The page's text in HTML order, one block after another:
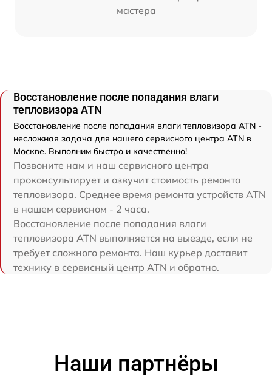
мастера
Восстановление после попадания влаги
тепловизора ATN
Восстановление после попадания влаги тепловизора ATN -
несложная задача для нашего сервисного центра ATN в
Москве. Выполним быстро и качественно!
Позвоните нам и наш сервисного центра
проконсультирует и озвучит стоимость ремонта
тепловизора. Среднее время ремонта устройств ATN
в нашем сервисном - 2 часа.
Восстановление после попадания влаги
тепловизора ATN выполняется на выезде, если не
требует сложного ремонта. Наш курьер доставит
технику в сервисный центр ATN и обратно.
Наши партнёры